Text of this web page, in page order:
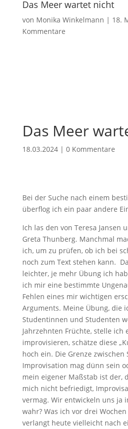
Das Meer wartet nicht
von Monika Winkelmann | 18.
Kommentare
Das Meer
18.03.2024| 0 Kommentare
Bei der Suche nach einem
überflog ich ein paar andere
Ich las den von Teresa Jansen
Greta Thunberg. Manchmal
ich, um zu prüfen, ob ich bei
noch zum Text stehen kann.
leichter, je mehr Übung ich
ich mir eine bestimmte
Fehlen eines mir wichtigen
Arguments. Meine Übung, die
Studentinnen und Studenten
Jahrzehnten Früchte, stelle
improvisieren, schätze diese
hoch ein. Die Grenze
Improvisation mag dünn sein
mein eigener Maßstab ist der,
mich nicht befriedigt,
vermag. Wir entwickeln uns ja
wahr? Was ich vor drei
verlangt heute vielleicht nach